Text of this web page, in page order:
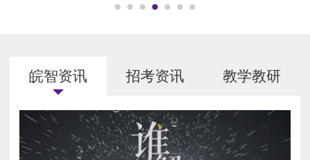
高考有深入研究，有多篇德育
智高复英语教研组长。...
干教师”等称号。课堂教学注
趣，紧贴高考，务实高效。现
任皖智高复物理教研组长。...
皖智资讯 招考资讯 教学教研